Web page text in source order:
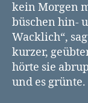
kein Morgen
büschen hin-
Wacklich“,
kurzer,
hörte sie
und es grünte.